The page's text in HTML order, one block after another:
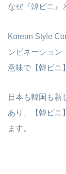
なぜ『韓ビニ』
Korean Style
ンビネーショ
意味で【韓ビニ
日本も韓国も新
あり、【韓ビニ
ます。